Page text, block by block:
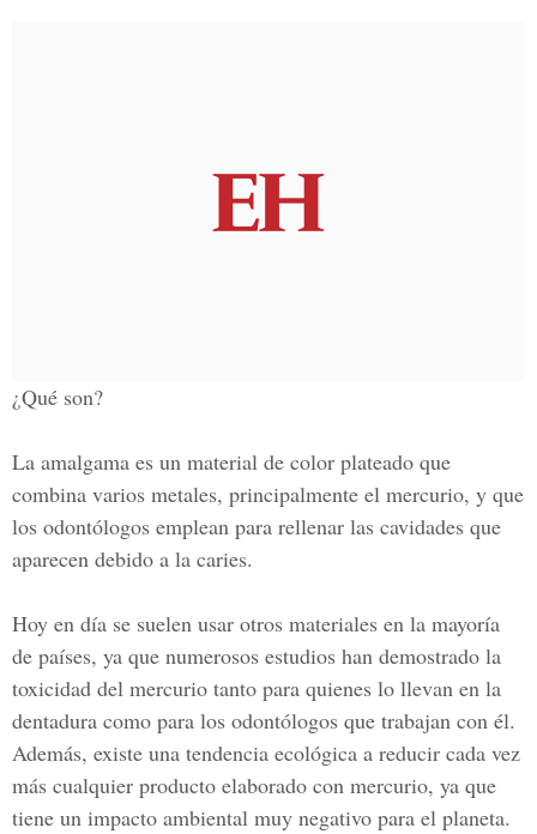
¿Qué son?
La amalgama es un material de color plateado que
combina varios metales, principalmente el mercurio, y que
los odontólogos emplean para rellenar las cavidades que
aparecen debido a la caries.
Hoy en día se suelen usar otros materiales en la mayoría
de países, ya que numerosos estudios han demostrado la
toxicidad del mercurio tanto para quienes lo llevan en la
dentadura como para los odontólogos que trabajan con él.
Además, existe una tendencia ecológica a reducir cada vez
más cualquier producto elaborado con mercurio, ya que
tiene un impacto ambiental muy negativo para el planeta.